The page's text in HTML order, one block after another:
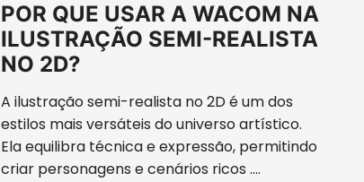
POR QUE USAR A WACOM NA
ILUSTRAÇÃO SEMI-REALISTA
NO 2D?
A ilustração semi-realista no 2D é um dos
estilos mais versáteis do universo artístico.
Ela equilibra técnica e expressão, permitindo
criar personagens e cenários ricos ….